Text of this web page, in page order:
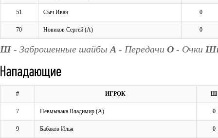
51 Сыч Иван 0
70 Новиков Сергей (А) 0
Ш - Заброшенные шайбы А - Передачи О - Очки
# ИГРОК Ш
7 Невмывака Владимир (А) 0
9 Бабаков Илья 0